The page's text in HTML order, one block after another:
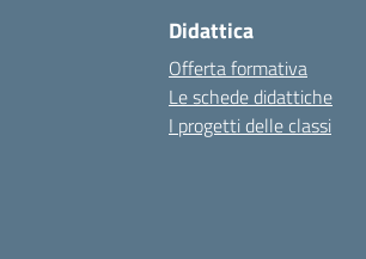
Didattica
Offerta formativa
Le schede didattiche
I progetti delle classi